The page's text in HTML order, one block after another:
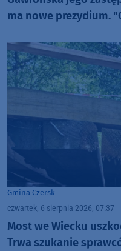
ma nowe prezydium.
Gmina Czersk
czwartek, 6 sierpnia 2026, 07:37
Most we Wiecku
Trwa szukanie